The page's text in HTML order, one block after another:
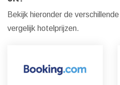
Bekijk hieronder de
vergelijk hotelprijzen.